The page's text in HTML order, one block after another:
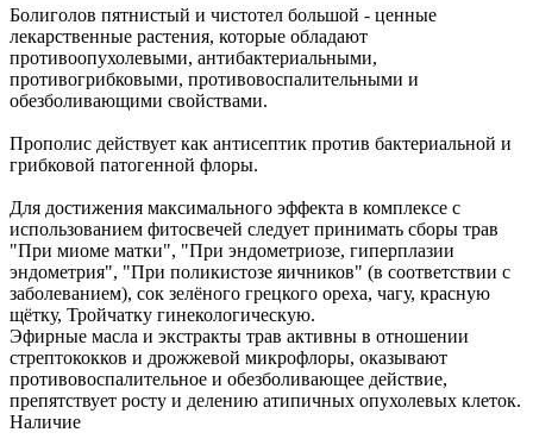
Болиголов пятнистый и чистотел большой - ценные
лекарственные растения, которые обладают
противоопухолевыми, антибактериальными,
противогрибковыми, противовоспалительными и
обезболивающими свойствами.
Прополис действует как антисептик против бактериальной и
грибковой патогенной флоры.
Для достижения максимального эффекта в комплексе с
использованием фитосвечей следует принимать сборы трав
"При миоме матки", "При эндометриозе, гиперплазии
эндометрия", "При поликистозе яичников" (в соответствии с
заболеванием), сок зелёного грецкого ореха, чагу, красную
щётку, Тройчатку гинекологическую.
Эфирные масла и экстракты трав активны в отношении
стрептококков и дрожжевой микрофлоры, оказывают
противовоспалительное и обезболивающее действие,
препятствует росту и делению атипичных опухолевых клеток.
Наличие